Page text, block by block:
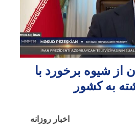
از شیوه برخورد با
به کشور
اخبار روزانه